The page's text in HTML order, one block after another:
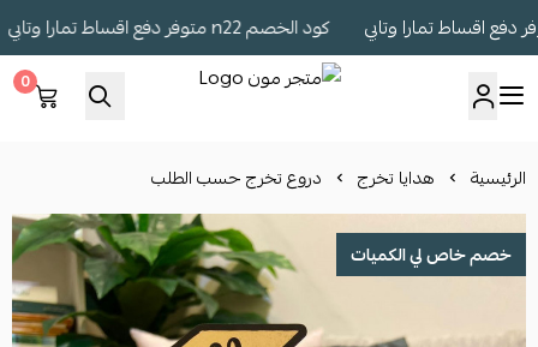
كود الخصم n22 متوفر دفع اقساط تمارا وتابي
0
الرئيسية هدايا تخرج دروع تخرج حسب الطلب
خصم خاص لي الكميات